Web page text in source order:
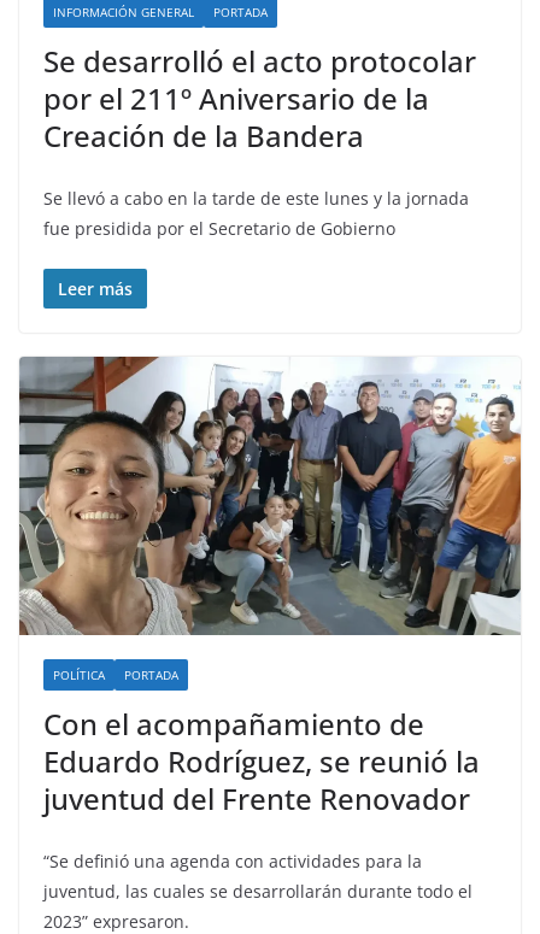
INFORMACIÓN GENERAL PORTADA
Se desarrolló el acto protocolar
por el 211º Aniversario de la
Creación de la Bandera
Se llevó a cabo en la tarde de este lunes y la jornada
fue presidida por el Secretario de Gobierno
Leer más
POLÍTICA PORTADA
Con el acompañamiento de
Eduardo Rodríguez, se reunió la
juventud del Frente Renovador
“Se definió una agenda con actividades para la
juventud, las cuales se desarrollarán durante todo el
2023” expresaron.